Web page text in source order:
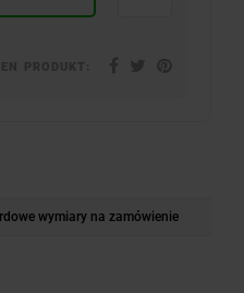
wymiary na zamówienie